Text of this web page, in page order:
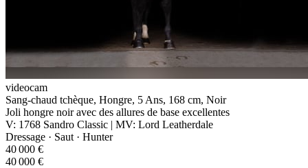
videocam
Sang-chaud tchèque, Hongre, 5 Ans, 168 cm, Noir
Joli hongre noir avec des allures de base excellentes
V: 1768 Sandro Classic | MV: Lord Leatherdale
Dressage · Saut · Hunter
40 000 €
40 000 €